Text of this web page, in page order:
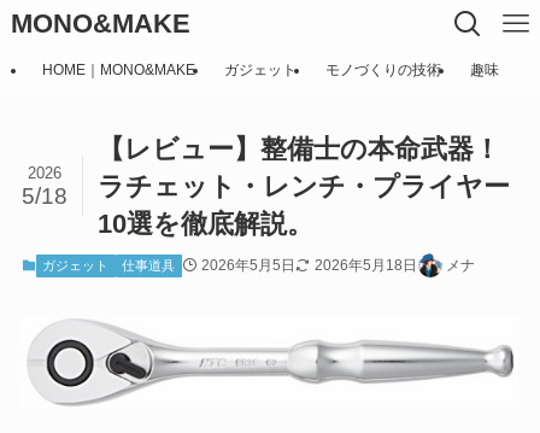
MONO&MAKE
HOME｜MONO&MAKE ガジェット モノづくりの技術 趣味
【レビュー】整備士の本命武器！
ラチェット・レンチ・プライヤー
10選を徹底解説。
2026
5/18
ガジェット 仕事道具 2026年5月5日 2026年5月18日 メナ